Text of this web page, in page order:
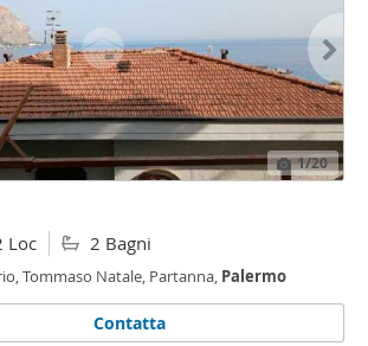
1/20
Loc 2 Bagni
Tommaso Natale, Partanna, Palermo
Contatta